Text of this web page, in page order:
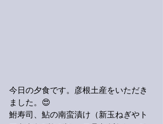
今日の夕食です。彦根土産をいただき
ました。😍
鮒寿司、鮎の南蛮漬け（新玉ねぎやト